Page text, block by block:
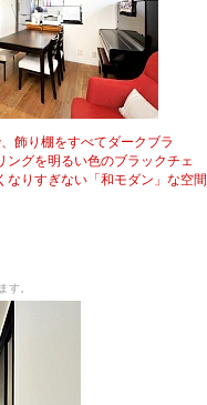
飾り棚をすべてダークブラ
ングを明るい色のブラックチェ
なりすぎない「和モダン」な空間
す。